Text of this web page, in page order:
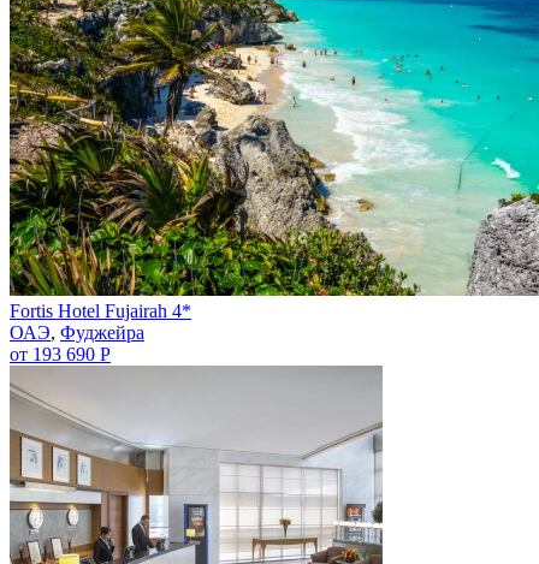
Fortis Hotel Fujairah 4*
ОАЭ, Фуджейра
от 193 690 Р